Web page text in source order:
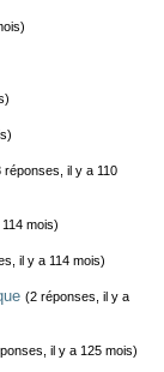
réponses, il y a 110
mois)
il y a 114 mois)
(2 réponses, il y a
il y a 125 mois)